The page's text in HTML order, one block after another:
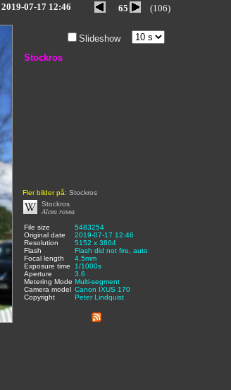
2019-07-17 12:46 65 (106)
Slideshow
Stockros
Fler bilder på: Stockros
Stockros
Alcea rosea
File size
5483254
Original date
2019-07-17 12:46
Resolution
5152 x 3864
Flash
Flash did not fire, auto
Focal length
4.5mm
Exposure time
1/1000s
Aperture
3.6
Metering Mode Multi-segment
Camera model Canon IXUS 170
Copyright
Peter Lindquist